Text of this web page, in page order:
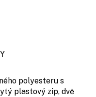
polyesteru s
plastový zip, dvě